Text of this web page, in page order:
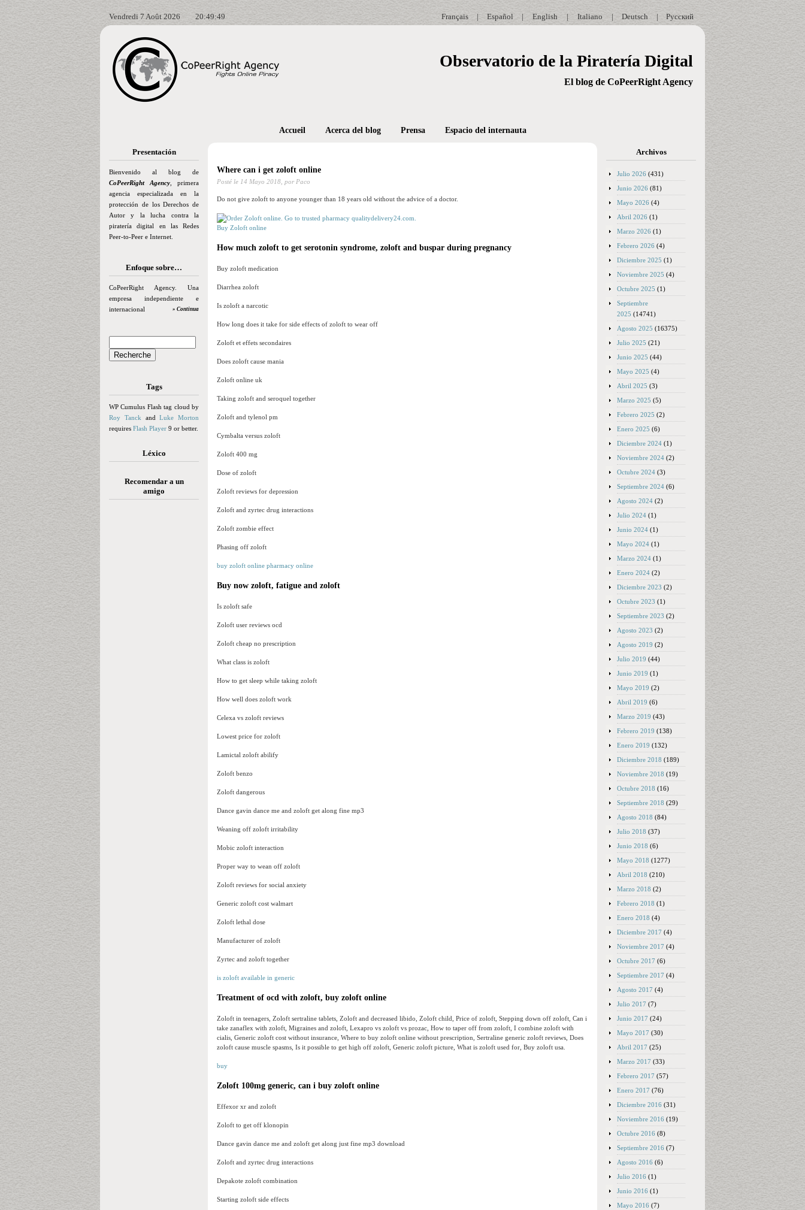
Vendredi 7 Août 2026 20:49:50 Русский
|
Deutsch
|
Italiano
|
English
|
Español
|
Français
Observatorio de la Piratería Digital
El blog de CoPeerRight Agency
Presentación
Bienvenido al blog de
CoPeerRight Agency , primera
agencia especializada en la
protección de los Derechos de
Autor y la lucha contra la
piratería digital en las Redes
Peer-to-Peer e Internet.
Enfoque sobre…
CoPeerRight Agency. Una
empresa independiente e
internacional
» Continua
Tags
WP Cumulus Flash tag cloud by
Roy Tanck andLuke Morton
requires Flash Player 9 or better.
Léxico
Recomendar a un
amigo
Accueil Acerca del blog Prensa Espacio del internauta
Where can i get zoloft online
Posté le 14 Mayo 2018, por Paco
Do not give zoloft to anyone younger than 18 years old without the advice of a doctor.
Buy Zoloft online
How much zoloft to get serotonin syndrome, zoloft and buspar during pregnancy
Buy zoloft medication
Diarrhea zoloft
Is zoloft a narcotic
How long does it take for side effects of zoloft to wear off
Zoloft et effets secondaires
Does zoloft cause mania
Zoloft online uk
Taking zoloft and seroquel together
Zoloft and tylenol pm
Cymbalta versus zoloft
Zoloft 400 mg
Dose of zoloft
Zoloft reviews for depression
Zoloft and zyrtec drug interactions
Zoloft zombie effect
Phasing off zoloft
buy zoloft online pharmacy online
Buy now zoloft, fatigue and zoloft
Is zoloft safe
Zoloft user reviews ocd
Zoloft cheap no prescription
What class is zoloft
How to get sleep while taking zoloft
How well does zoloft work
Celexa vs zoloft reviews
Lowest price for zoloft
Lamictal zoloft abilify
Zoloft benzo
Zoloft dangerous
Dance gavin dance me and zoloft get along fine mp3
Weaning off zoloft irritability
Mobic zoloft interaction
Proper way to wean off zoloft
Zoloft reviews for social anxiety
Generic zoloft cost walmart
Zoloft lethal dose
Manufacturer of zoloft
Zyrtec and zoloft together
is zoloft available in generic
Treatment of ocd with zoloft, buy zoloft online
Zoloft in teenagers, Zoloft sertraline tablets, Zoloft and decreased libido, Zoloft child, Price of zoloft, Stepping down off zoloft, Can i
take zanaflex with zoloft, Migraines and zoloft, Lexapro vs zoloft vs prozac, How to taper off from zoloft, I combine zoloft with
cialis, Generic zoloft cost without insurance, Where to buy zoloft online without prescription, Sertraline generic zoloft reviews, Does
zoloft cause muscle spasms, Is it possible to get high off zoloft, Generic zoloft picture, What is zoloft used for, Buy zoloft usa.
buy
Zoloft 100mg generic, can i buy zoloft online
Effexor xr and zoloft
Zoloft to get off klonopin
Dance gavin dance me and zoloft get along just fine mp3 download
Zoloft and zyrtec drug interactions
Depakote zoloft combination
Starting zoloft side effects
Archivos
Julio 2026 (431)
Junio 2026 (81)
Mayo 2026 (4)
Abril 2026 (1)
Marzo 2026 (1)
Febrero 2026 (4)
Diciembre 2025 (1)
Noviembre 2025 (4)
Octubre 2025 (1)
Septiembre
2025 (14741)
Agosto 2025 (16375)
Julio 2025 (21)
Junio 2025 (44)
Mayo 2025 (4)
Abril 2025 (3)
Marzo 2025 (5)
Febrero 2025 (2)
Enero 2025 (6)
Diciembre 2024 (1)
Noviembre 2024 (2)
Octubre 2024 (3)
Septiembre 2024 (6)
Agosto 2024 (2)
Julio 2024 (1)
Junio 2024 (1)
Mayo 2024 (1)
Marzo 2024 (1)
Enero 2024 (2)
Diciembre 2023 (2)
Octubre 2023 (1)
Septiembre 2023 (2)
Agosto 2023 (2)
Agosto 2019 (2)
Julio 2019 (44)
Junio 2019 (1)
Mayo 2019 (2)
Abril 2019 (6)
Marzo 2019 (43)
Febrero 2019 (138)
Enero 2019 (132)
Diciembre 2018 (189)
Noviembre 2018 (19)
Octubre 2018 (16)
Septiembre 2018 (29)
Agosto 2018 (84)
Julio 2018 (37)
Junio 2018 (6)
Mayo 2018 (1277)
Abril 2018 (210)
Marzo 2018 (2)
Febrero 2018 (1)
Enero 2018 (4)
Diciembre 2017 (4)
Noviembre 2017 (4)
Octubre 2017 (6)
Septiembre 2017 (4)
Agosto 2017 (4)
Julio 2017 (7)
Junio 2017 (24)
Mayo 2017 (30)
Abril 2017 (25)
Marzo 2017 (33)
Febrero 2017 (57)
Enero 2017 (76)
Diciembre 2016 (31)
Noviembre 2016 (19)
Octubre 2016 (8)
Septiembre 2016 (7)
Agosto 2016 (6)
Julio 2016 (1)
Junio 2016 (1)
Mayo 2016 (7)